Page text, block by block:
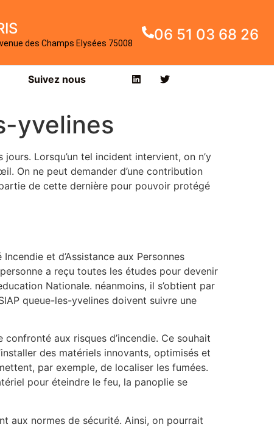
des Champs Elysées 75008 06 51 03 68 26
Suivez nous
yvelines
Lorsqu’un tel incident intervient, on n’y
On ne peut demander d’une contribution
de cette dernière pour pouvoir protégé
et d’Assistance aux Personnes
a reçu toutes les études pour devenir
Nationale. néanmoins, il s’obtient par
queue-les-yvelines doivent suivre une
aux risques d’incendie. Ce souhait
des matériels innovants, optimisés et
par exemple, de localiser les fumées.
pour éteindre le feu, la panoplie se
aux normes de sécurité. Ainsi, on pourrait